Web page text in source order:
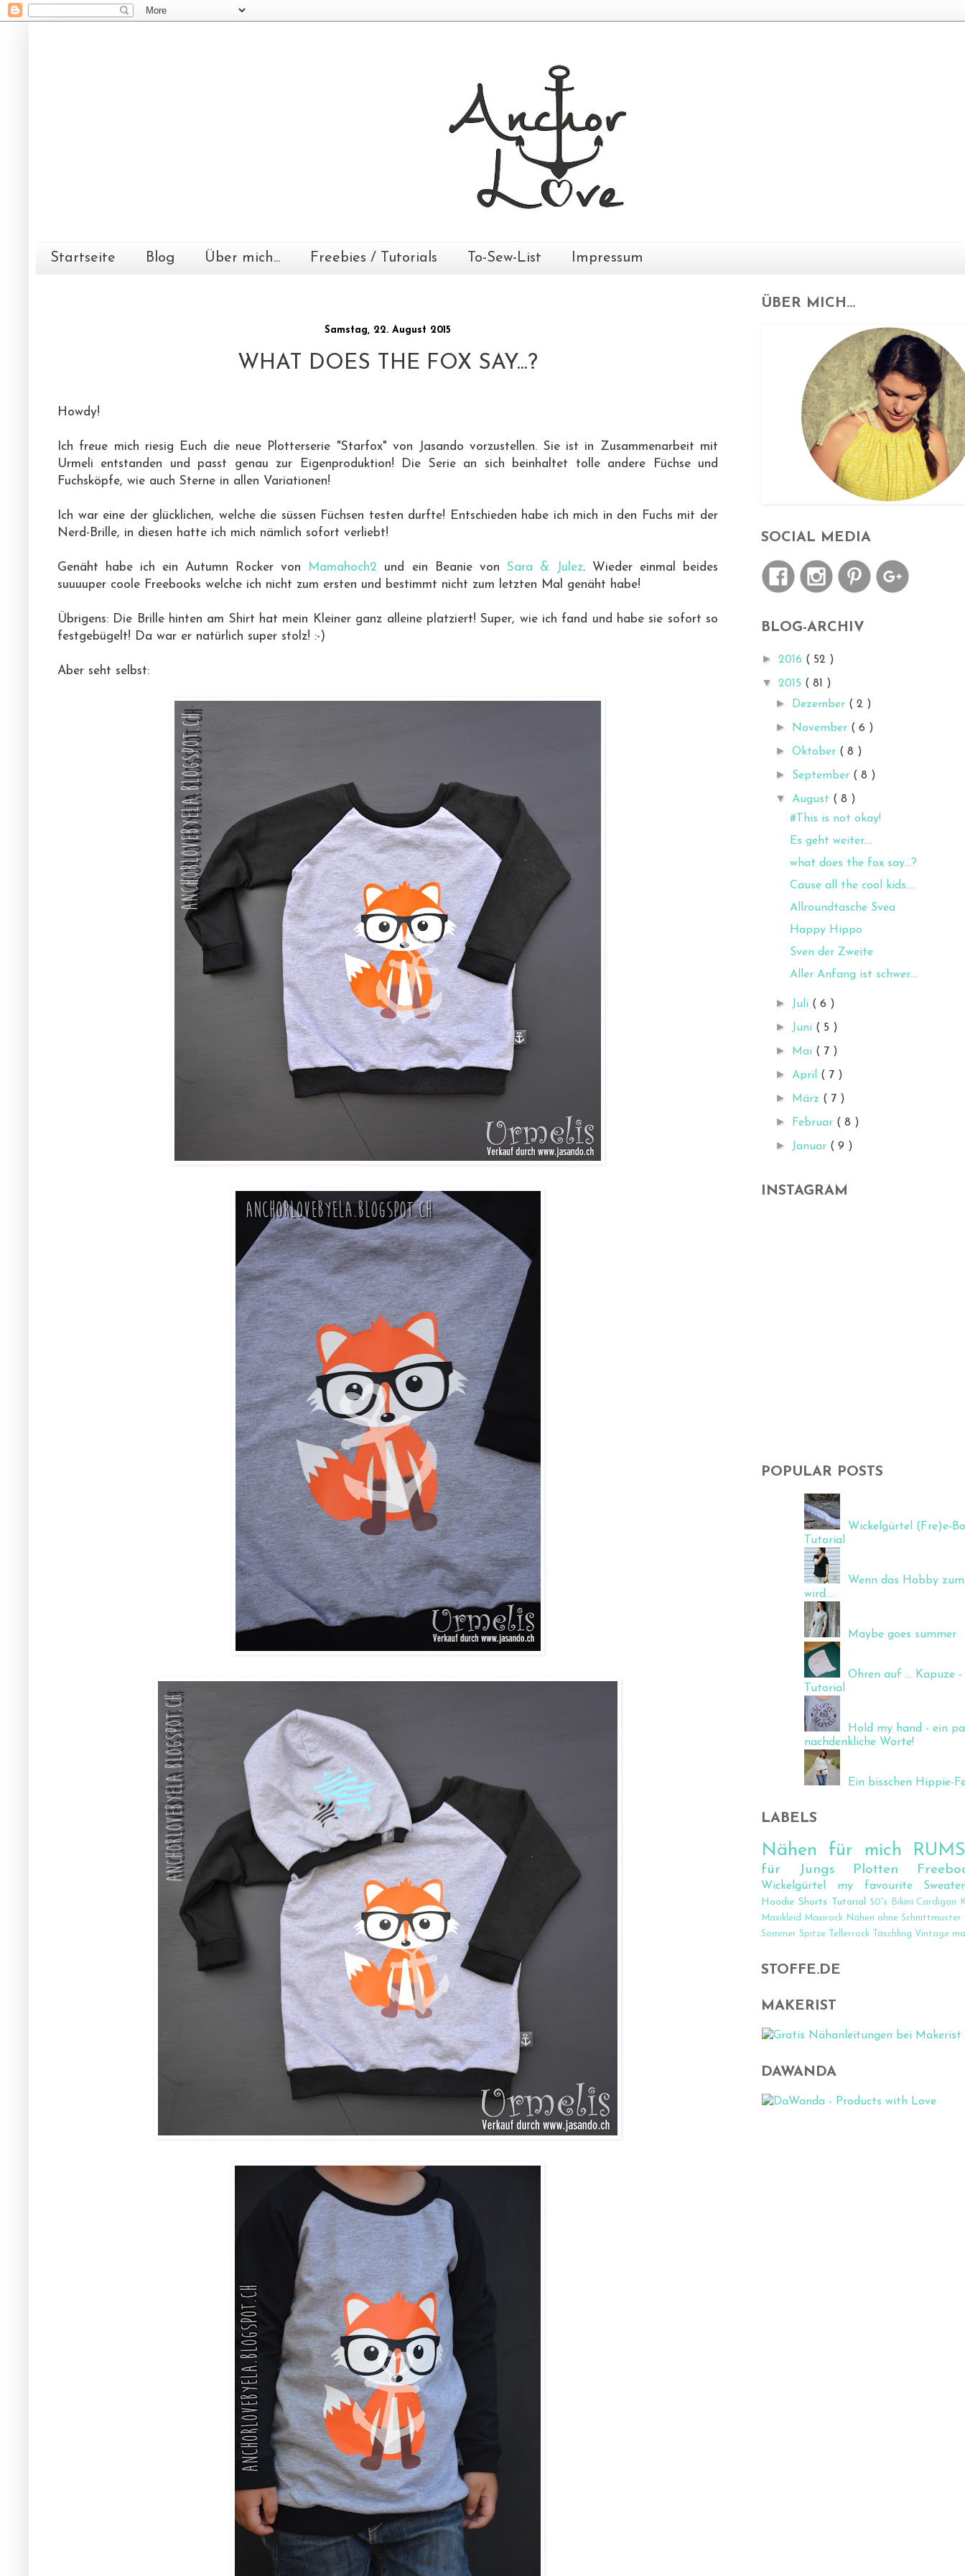
Startseite Blog Über mich... Freebies / Tutorials To-Sew-List Impressum
Samstag, 22. August 2015
WHAT DOES THE FOX SAY...?
Howdy!
Ich freue mich riesig Euch die neue Plotterserie "Starfox" von Jasando vorzustellen. Sie ist in Zusammenarbeit mit
Urmeli entstanden und passt genau zur Eigenproduktion! Die Serie an sich beinhaltet tolle andere Füchse und
Fuchsköpfe, wie auch Sterne in allen Variationen!
Ich war eine der glücklichen, welche die süssen Füchsen testen durfte! Entschieden habe ich mich in den Fuchs mit der
Nerd-Brille, in diesen hatte ich mich nämlich sofort verliebt!
Genäht habe ich ein Autumn Rocker von Mamahoch2 und ein Beanie von Sara & Julez. Wieder einmal beides
suuuuper coole Freebooks welche ich nicht zum ersten und bestimmt nicht zum letzten Mal genäht habe!
Übrigens: Die Brille hinten am Shirt hat mein Kleiner ganz alleine platziert! Super, wie ich fand und habe sie sofort so
festgebügelt! Da war er natürlich super stolz! :-)
Aber seht selbst:
ÜBER MICH...
SOCIAL MEDIA
BLOG-ARCHIV
► 2016 ( 52 )
▼ 2015 ( 81 )
► Dezember ( 2 )
► November ( 6 )
►Oktober ( 8 )
► September ( 8 )
▼ August ( 8 )
#This is not okay!
Es geht weiter....
what does the fox say...?
Cause all the cool kids....
Allroundtasche Svea
Happy Hippo
Sven der Zweite
Aller Anfang ist schwer....
► Juli ( 6 )
► Juni ( 5 )
► Mai ( 7 )
► April ( 7 )
► März ( 7 )
► Februar ( 8 )
► Januar ( 9 )
INSTAGRAM
POPULAR POSTS
Wickelgürtel (Fre)e-
Tutorial
Wenn das Hobby
wird....
Maybe goes summer
Ohren auf ... Kapuze -
Tutorial
Hold my hand - ein
nachdenkliche Worte!
Ein bisschen Hippie-
LABELS
Nähen für mich
für Jungs Plotten
Wickelgürtel my favourite Sweater
Hoodie Shorts Tutorial 50's Bikini Cardigan
Maxikleid
Maxirock Nähen ohne Schnittmuster
Sommer Spitze Tellerrock Täschling Vintage
STOFFE.DE
MAKERIST
DAWANDA